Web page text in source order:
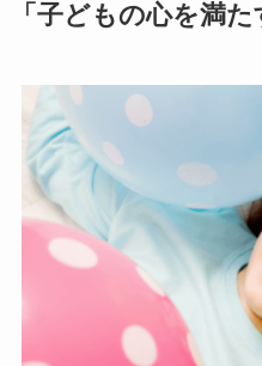
「子どもの心を満